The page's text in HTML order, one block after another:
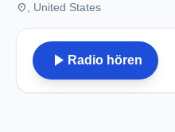
place , United States
play_arrow Radio hören